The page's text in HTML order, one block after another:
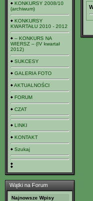
KONKURSY 2008/10
(archiwum)
KONKURSY
KWARTAŁU 2010 - 2012
-- KONKURS NA
WIERSZ -- (IV kwartał
2012)
SUKCESY
GALERIA FOTO
AKTUALNOŚCI
FORUM
CZAT
LINKI
KONTAKT
Szukaj
Wątki na Forum
Najnowsze Wpisy